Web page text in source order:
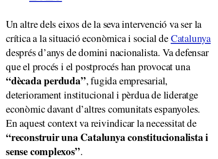
Un altre dels eixos de la seva intervenció va ser la
crítica a la situació econòmica i social deCatalunya
després d’anys de domini nacionalista. Va defensar
que el procés i el postprocés han provocat una
“dècada perduda”, fugida empresarial,
deteriorament institucional i pèrdua de lideratge
econòmic davant d’altres comunitats espanyoles.
En aquest context va reivindicar la necessitat de
“reconstruir una Catalunya constitucionalista i
sense complexos”.